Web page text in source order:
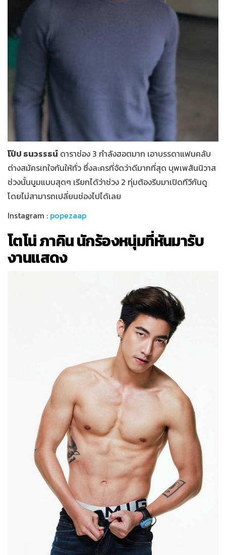
โป๊ป ธนวรรธน์ ดาราช่อง 3 กำลังฮอตมาก เอาบรรดาแฟนคลับ
ต่างสมัครเทใจกันให้ทั่ว ซึ่งละครที่จัดว่าดีมากที่สุด บุพเพสันนิวาส
ช่วงนั้นบูมแบบสุดๆ เรียกได้ว่าช่วง 2 ทุ่มต้องรีบมาเปิดทีวีกันดู
โดยไม่สามารถเปลี่ยนช่องไปได้เลย
Instagram : popezaap
โตโน่ ภาคิน นักร้องหนุ่มที่หันมารับ
งานแสดง